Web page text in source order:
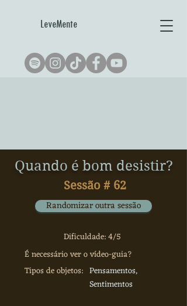
LeveMente
Quando é bom desistir?
Sessão # 62
Randomizar outra sessão
Dificuldade: 4/5
É necessário ver o vídeo-guia?
Tipos de objetos: Pensamentos,
Sentimentos